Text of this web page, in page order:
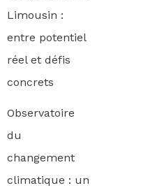
Limousin :
entre potentiel
réel et défis
concrets
Observatoire
du
changement
climatique : un